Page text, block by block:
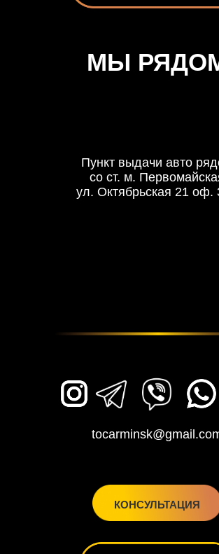
МЫ
Пункт выдачи авто
со ст. м.
ул. Октябрьская 21 оф.
КОНСУЛЬТАЦИЯ